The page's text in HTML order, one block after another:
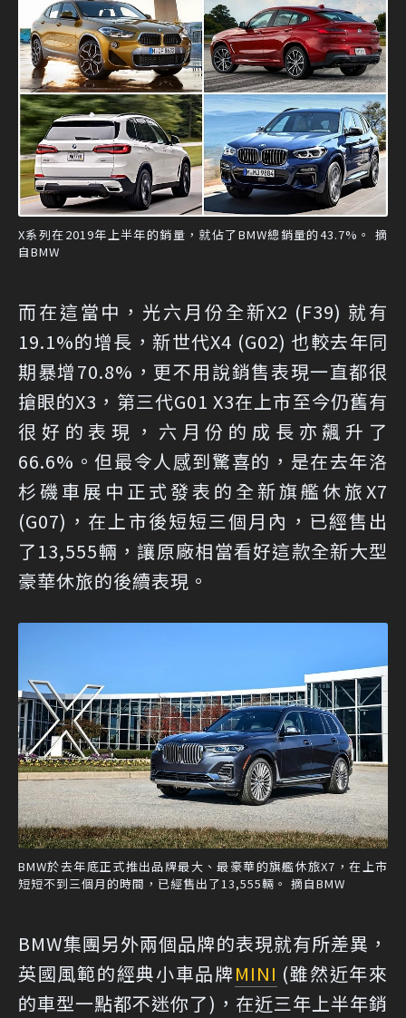
X系列在2019年上半年的銷量，就佔了BMW總銷量的43.7%。 摘
自BMW
而在這當中，光六月份全新X2 (F39) 就有
19.1%的增長，新世代X4 (G02) 也較去年同
期暴增70.8%，更不用說銷售表現一直都很
搶眼的X3，第三代G01 X3在上市至今仍舊有
很好的表現，六月份的成長亦飆升了
66.6%。但最令人感到驚喜的，是在去年洛
杉磯車展中正式發表的全新旗艦休旅X7
(G07)，在上市後短短三個月內，已經售出
了13,555輛，讓原廠相當看好這款全新大型
豪華休旅的後續表現。
BMW於去年底正式推出品牌最大、最豪華的旗艦休旅X7，在上市
短短不到三個月的時間，已經售出了13,555輛。 摘自BMW
BMW集團另外兩個品牌的表現就有所差異，
英國風範的經典小車品牌MINI (雖然近年來
的車型一點都不迷你了)，在近三年上半年銷